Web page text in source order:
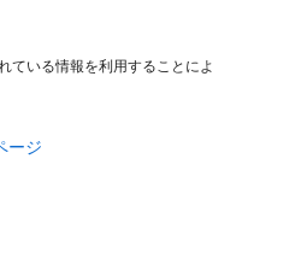
ている情報を利用することによ
ージ